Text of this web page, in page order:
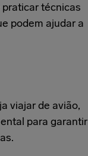
técnicas
podem ajudar a
viajar de avião,
para garantir